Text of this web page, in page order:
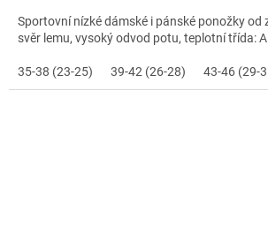
Sportovní nízké dámské i pánské ponožky od
svěr lemu, vysoký odvod potu, teplotní třída: A
35-38 (23-25) 39-42 (26-28) 43-46 (29-